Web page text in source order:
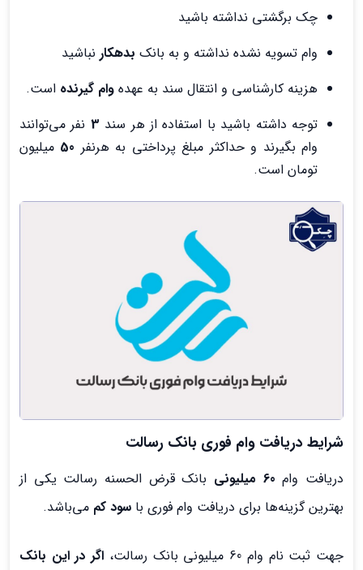
چک برگشتی نداشته باشید
وام تسویه نشده نداشته و به بانک بدهکار نباشید
هزینه کارشناسی و انتقال سند به عهده وام گیرنده است.
توجه داشته باشید با استفاده از هر سند 3 نفر می‌توانند
وام بگیرند و حداکثر مبلغ پرداختی به هرنفر 50 میلیون
تومان است.
شرایط دریافت وام فوری بانک رسالت
دریافت وام60 میلیونی
بانک قرض الحسنه رسالت یکی از
بهترین گزینه‌ها برای دریافت وام فوری با سود کم می‌باشد.
جهت ثبت نام وام 60 میلیونی بانک رسالت،
اگر در این بانک